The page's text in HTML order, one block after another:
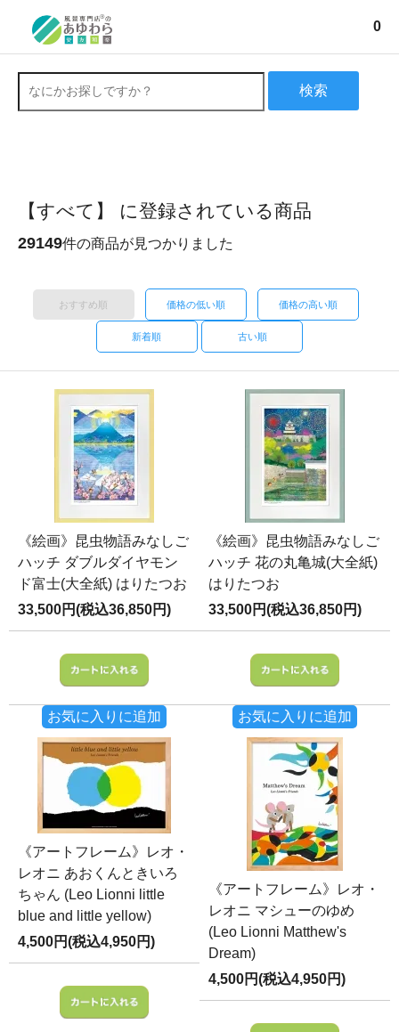
0
検索
【すべて】 に登録されている商品
29149件の商品が見つかりました
おすすめ順 価格の低い順 価格の高い順
新着順 古い順
《絵画》昆虫物語みなしご
ハッチ ダブルダイヤモン
ド富士(大全紙) はりたつお
33,500円(税込36,850円)
お気に入りに追加
《絵画》昆虫物語みなしご
ハッチ 花の丸亀城(大全紙)
はりたつお
33,500円(税込36,850円)
お気に入りに追加
《アートフレーム》レオ・
レオニ あおくんときいろ
ちゃん (Leo Lionni little
blue and little yellow)
4,500円(税込4,950円)
《アートフレーム》レオ・
レオニ マシューのゆめ
(Leo Lionni Matthew's
Dream)
4,500円(税込4,950円)